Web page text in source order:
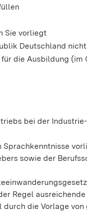
Sie vorliegt
Deutschland
die Ausbildung (im
bei der
Sprachkenntnisse
sowie der
Regel
durch die Vorlage